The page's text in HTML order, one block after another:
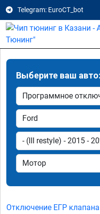
Telegram: EuroCT_bot
Выберите ваш авто:
Отключение ЕГР